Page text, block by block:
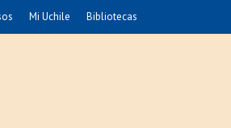
Mi Uchile Bibliotecas